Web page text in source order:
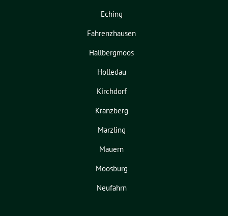
Eching
Fahrenzhausen
Hallbergmoos
Holledau
Kirchdorf
Kranzberg
Marzling
Mauern
Moosburg
Neufahrn